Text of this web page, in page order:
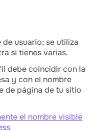
usuario; se utiliza
si tienes varias.
debe coincidir con la
y con el nombre
de página de tu sitio
el nombre visible